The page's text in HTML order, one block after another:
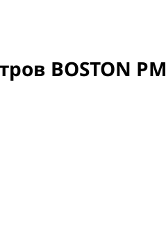
BOSTON